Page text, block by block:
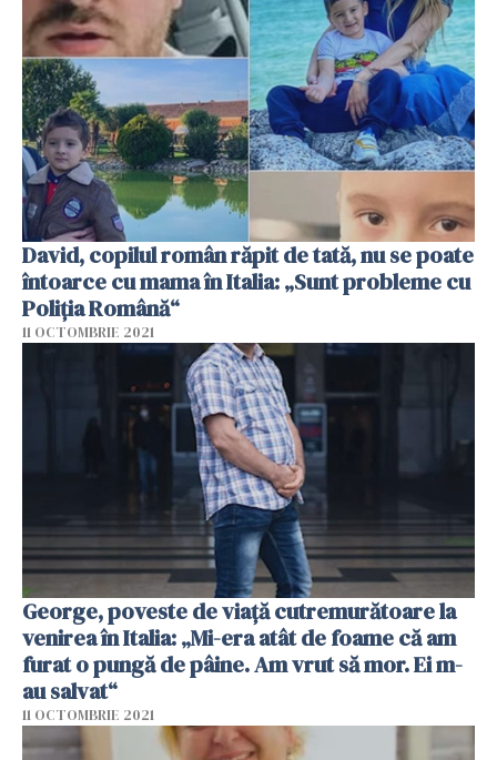
David, copilul român răpit de tată, nu se poate
întoarce cu mama în Italia: „Sunt probleme cu
Poliția Română“
11 OCTOMBRIE 2021
George, poveste de viață cutremurătoare la
venirea în Italia: „Mi-era atât de foame că am
furat o pungă de pâine. Am vrut să mor. Ei m-
au salvat“
11 OCTOMBRIE 2021